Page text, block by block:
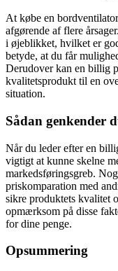
At købe en
afgørende af flere
i øjeblikket, hvilket er
betyde, at du får
Derudover kan en billig
kvalitetsprodukt til en
situation.
Sådan genkender
Når du leder efter en
vigtigt at kunne skelne
markedsføringsgreb.
priskomparation med
sikre produktets kvalitet
opmærksom på disse
for dine penge.
Opsummering